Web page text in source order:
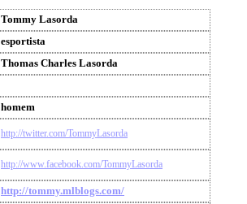
Tommy Lasorda
esportista
Thomas Charles Lasorda
homem
http://twitter.com/TommyLasorda
http://www.facebook.com/TommyLasorda
http://tommy.mlblogs.com/